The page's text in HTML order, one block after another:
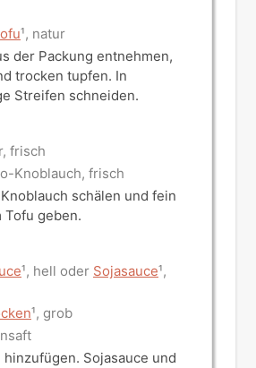
¹, natur
der Packung entnehmen,
trocken tupfen. In
Streifen schneiden.
frisch
Knoblauch, frisch
schälen und fein
Tofu geben.
¹, hell oder Sojasauce¹,
¹, grob
Sojasauce und